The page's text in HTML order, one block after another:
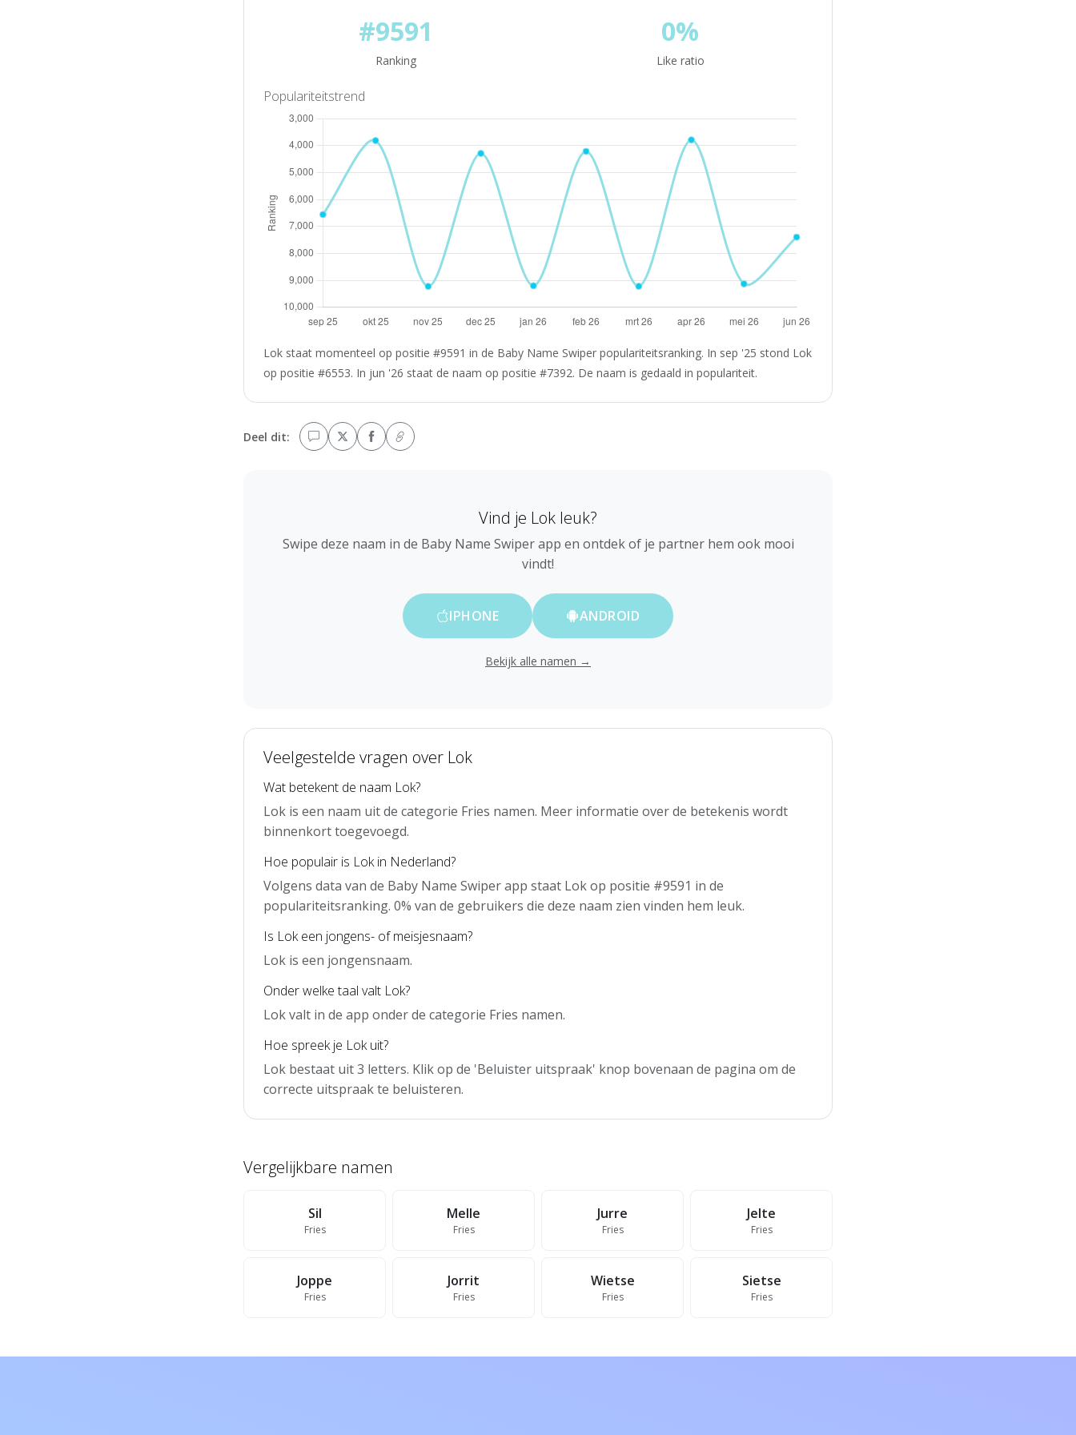
#9591
Ranking
0%
Like ratio
Populariteitstrend
Lok staat momenteel op positie #9591 in de Baby Name Swiper populariteitsranking. In sep '25 stond Lok
op positie #6553. In jun '26 staat de naam op positie #7392. De naam is gedaald in populariteit.
Deel dit:
Vind je Lok leuk?
Swipe deze naam in de Baby Name Swiper app en ontdek of je partner hem ook mooi
vindt!
IPHONE ANDROID
Bekijk alle namen →
Veelgestelde vragen over Lok
Wat betekent de naam Lok?
Lok is een naam uit de categorie Fries namen. Meer informatie over de betekenis wordt
binnenkort toegevoegd.
Hoe populair is Lok in Nederland?
Volgens data van de Baby Name Swiper app staat Lok op positie #9591 in de
populariteitsranking. 0% van de gebruikers die deze naam zien vinden hem leuk.
Is Lok een jongens- of meisjesnaam?
Lok is een jongensnaam.
Onder welke taal valt Lok?
Lok valt in de app onder de categorie Fries namen.
Hoe spreek je Lok uit?
Lok bestaat uit 3 letters. Klik op de 'Beluister uitspraak' knop bovenaan de pagina om de
correcte uitspraak te beluisteren.
Vergelijkbare namen
Sil
Fries
Melle
Fries
Jurre
Fries
Jelte
Fries
Joppe
Fries
Jorrit
Fries
Wietse
Fries
Sietse
Fries